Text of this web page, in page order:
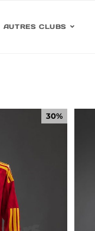
AUTRES CLUBS
30%